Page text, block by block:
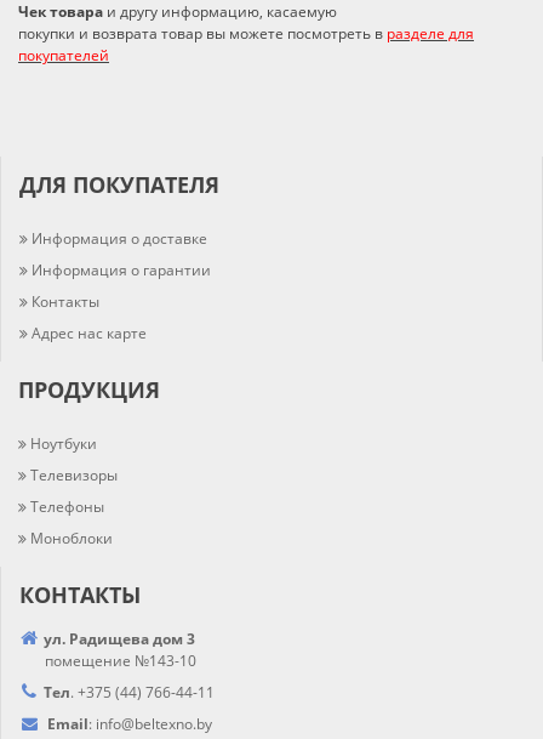
Чек товара и другу информацию, касаемую
покупки и возврата товар вы можете посмотреть в разделе для
покупателей
ДЛЯ ПОКУПАТЕЛЯ
Информация о доставке
Информация о гарантии
Контакты
Адрес нас карте
ПРОДУКЦИЯ
Ноутбуки
Телевизоры
Телефоны
Моноблоки
КОНТАКТЫ
ул. Радищева дом 3
помещение №143-10
Тел. +375 (44) 766-44-11
Email: info@beltexno.by